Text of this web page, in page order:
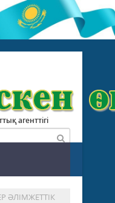
агенттігі
ӘЛІМЖЕТТІК